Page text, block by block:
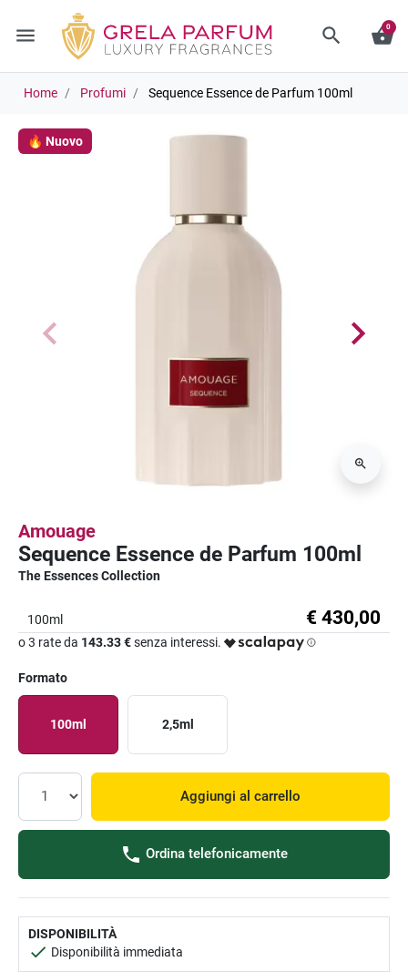
menu search shopping_basket
0
Home Profumi Sequence Essence de Parfum 100ml
🔥 Nuovo
Amouage
Sequence Essence de Parfum 100ml
The Essences Collection
100ml € 430,00
o 3 rate da 143.33 €senza interessi.
Formato
100ml 2,5ml
Aggiungi al carrello
Ordina telefonicamente
DISPONIBILITÀ
Disponibilità immediata